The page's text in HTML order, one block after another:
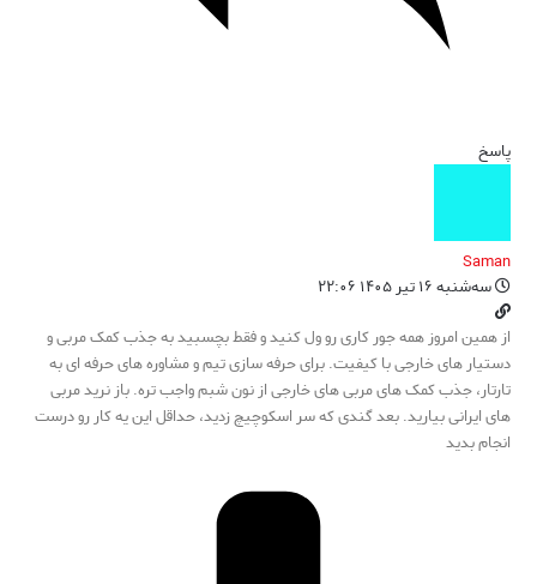
پاسخ
Saman
سه‌شنبه ۱۶ تیر ۱۴۰۵ ۲۲:۰۶
از همین امروز همه جور کاری رو ول کنید و فقط بچسبید به جذب کمک مربی و
دستیار های خارجی با کیفیت. برای حرفه سازی تیم و مشاوره های حرفه ای به
تارتار، جذب کمک های مربی های خارجی از نون شبم واجب تره. باز نرید مربی
های ایرانی بیارید. بعد گندی که سر اسکوچیچ زدید، حداقل این یه کار رو درست
انجام بدید